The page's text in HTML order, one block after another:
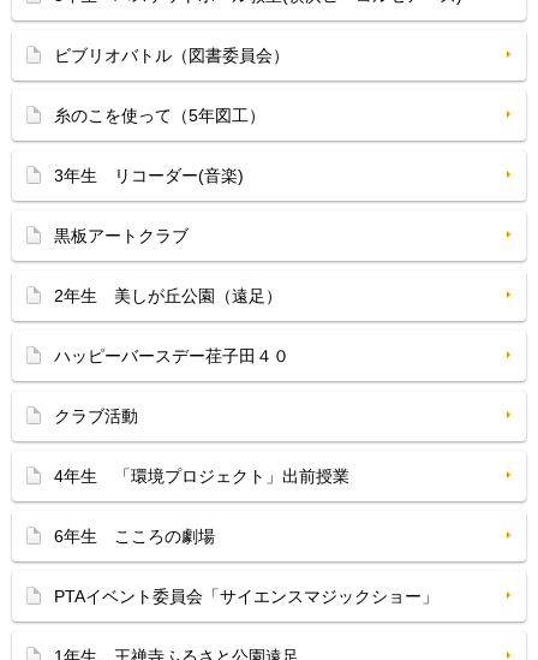
ビブリオバトル（図書委員会）
糸のこを使って（5年図工）
3年生 リコーダー(音楽)
黒板アートクラブ
2年生 美しが丘公園（遠足）
ハッピーバースデー荏子田４０
クラブ活動
4年生 「環境プロジェクト」出前授業
6年生 こころの劇場
PTAイベント委員会「サイエンスマジックショー」